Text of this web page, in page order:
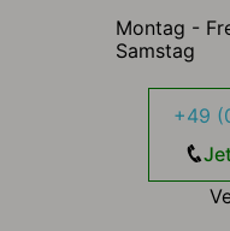
Montag -
Samstag
+49